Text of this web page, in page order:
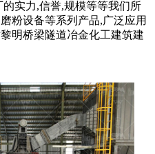
实力,信誉,规模等等我们所
粉设备等系列产品,广泛应用
明桥梁隧道冶金化工建筑建